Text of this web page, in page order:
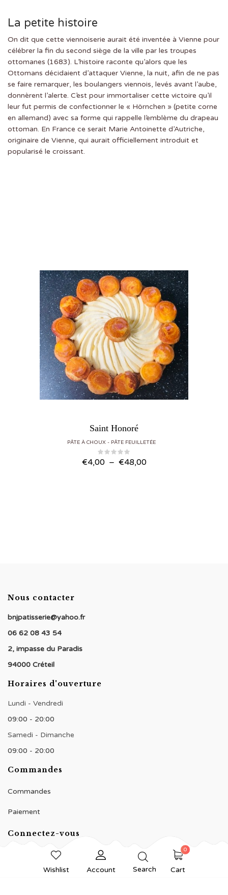
Wishlist Account Search
0
Cart
La petite histoire
On dit que cette viennoiserie aurait été inventée à Vienne pour
célébrer la fin du second siège de la ville par les troupes
ottomanes (1683). L’histoire raconte qu’alors que les
Ottomans décidaient d’attaquer Vienne, la nuit, afin de ne pas
se faire remarquer, les boulangers viennois, levés avant l’aube,
donnèrent l’alerte. C’est pour immortaliser cette victoire qu’il
leur fut permis de confectionner le « Hörnchen » (petite corne
en allemand) avec sa forme qui rappelle l’emblème du drapeau
ottoman. En France ce serait Marie Antoinette d’Autriche,
originaire de Vienne, qui aurait officiellement introduit et
popularisé le croissant.
Saint Honoré
PÂTE À CHOUX PÂTE FEUILLETÉE
€4,00 – €48,00Plage
Nous contacter
bnjpatisserie@yahoo.fr
06 62 08 43 54
2, impasse du Paradis
94000 Créteil
Horaires d'ouverture
Lundi - Vendredi
09:00 - 20:00
Samedi - Dimanche
09:00 - 20:00
Commandes
Commandes
Paiement
Connectez-vous